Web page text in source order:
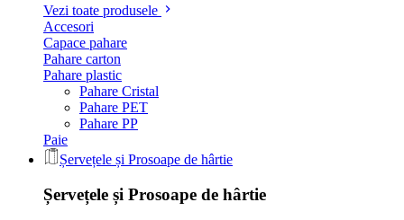
Vezi toate produsele
Accesori
Capace pahare
Pahare carton
Pahare plastic
Pahare Cristal
Pahare PET
Pahare PP
Paie
Șervețele și Prosoape de hârtie
Șervețele și Prosoape de hârtie